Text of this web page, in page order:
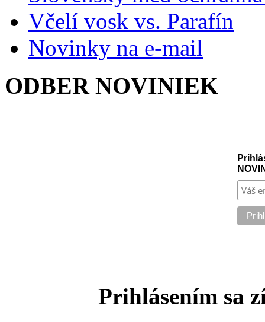
Včelí vosk vs. Parafín
Novinky na e-mail
ODBER NOVINIEK
Prihlásením sa